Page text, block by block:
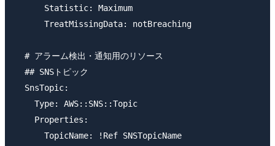
      Statistic: Maximum
      TreatMissingData: notBreaching
  # アラーム検出・通知用のリソース
  ## SNSトピック
  SnsTopic:
    Type: AWS::SNS::Topic
    Properties:
      TopicName: !Ref SNSTopicName